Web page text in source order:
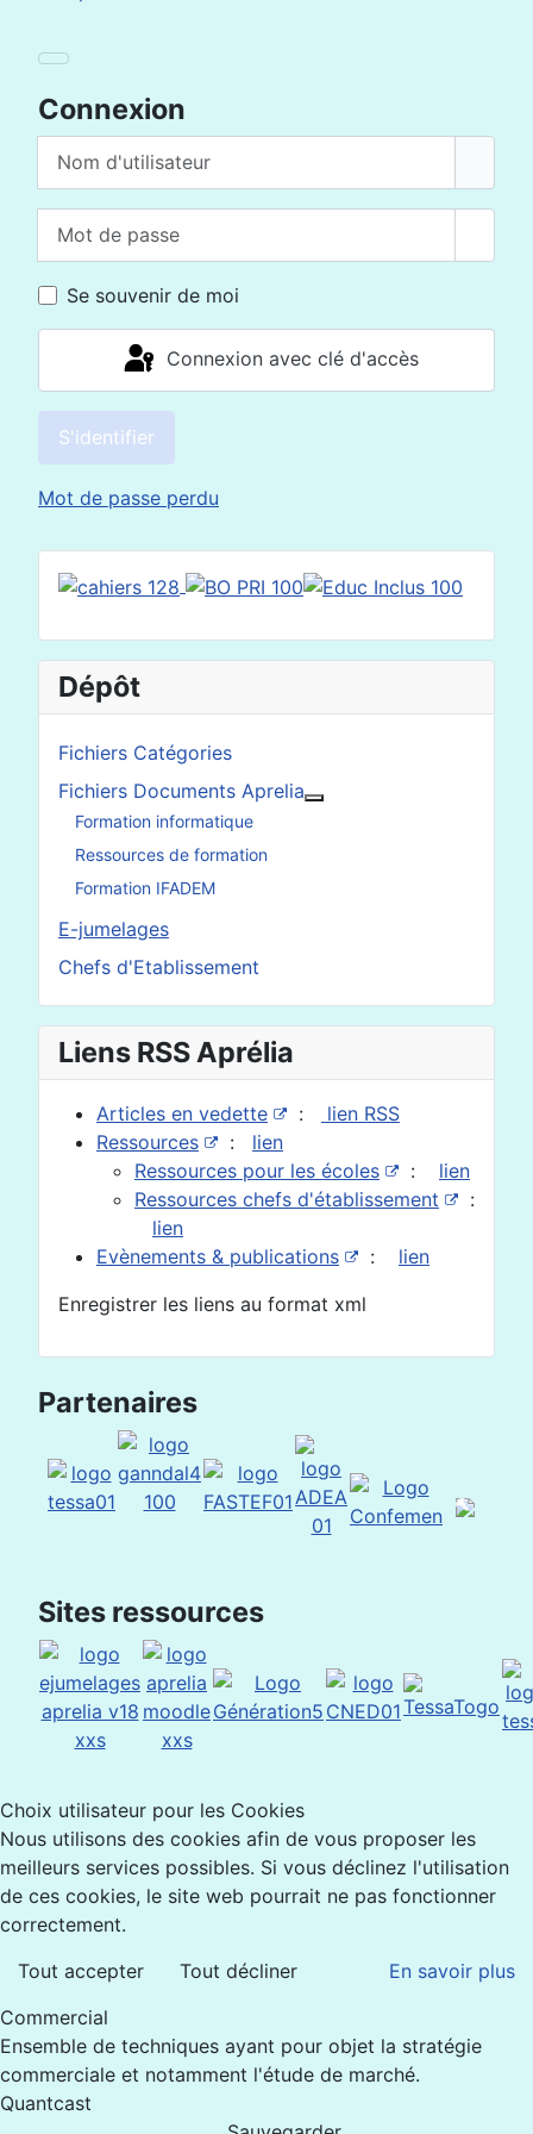
Connexion
Se souvenir de moi
Connexion avec clé d'accès
S'identifier
Mot de passe perdu
Dépôt
Fichiers Catégories
Fichiers Documents Aprelia
Formation informatique
Ressources de formation
Formation IFADEM
E-jumelages
Chefs d'Etablissement
Liens RSS Aprélia
Articles en vedette :
lien RSS
Ressources
: lien
Ressources pour les écoles
: lien
Ressources chefs d'établissement
:
lien
Evènements & publications
: lien
Enregistrer les liens au format xml
Partenaires
Sites ressources
Choix utilisateur pour les Cookies
Nous utilisons des cookies afin de vous proposer les
meilleurs services possibles. Si vous déclinez l'utilisation
de ces cookies, le site web pourrait ne pas fonctionner
correctement.
Tout accepter
Tout décliner
En savoir plus
Commercial
Ensemble de techniques ayant pour objet la stratégie
commerciale et notamment l'étude de marché.
Quantcast